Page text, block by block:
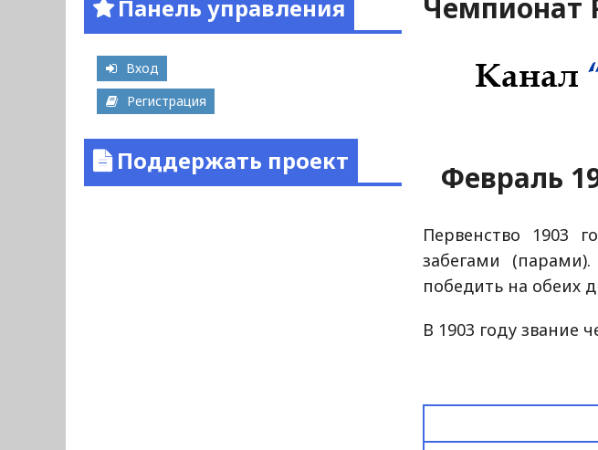
Чемпионат
Февраль
Первенство 1903
забегами
победить на обеих
В 1903 году звание
Панель управления
Вход
Регистрация
Поддержать проект